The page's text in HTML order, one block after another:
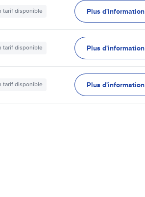
tarif disponible Plus d'information
tarif disponible Plus d'information
tarif disponible Plus d'information